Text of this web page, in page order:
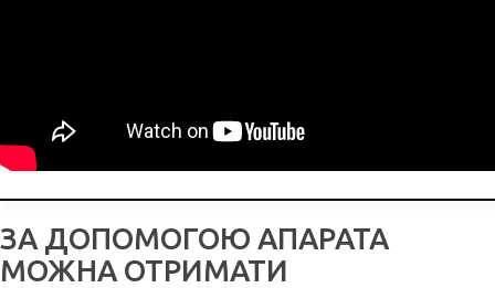
ЗА ДОПОМОГОЮ АПАРАТА
МОЖНА ОТРИМАТИ